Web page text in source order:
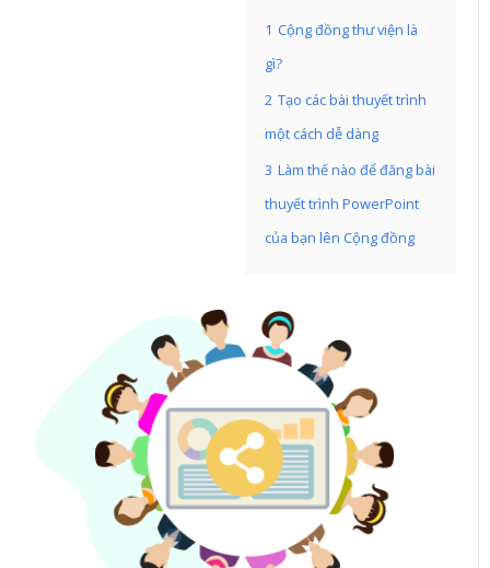
1 Cộng đồng thư viện là
gì?
2 Tạo các bài thuyết trình
một cách dễ dàng
3 Làm thế nào để đăng bài
thuyết trình PowerPoint
của bạn lên Cộng đồng